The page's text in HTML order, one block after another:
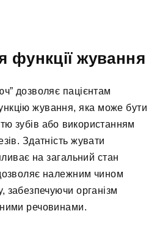
функції жування
дозволяє пацієнтам
жування, яка може бути
зубів або використанням
Здатність жувати
на загальний стан
належним чином
забезпечуючи організм
речовинами.